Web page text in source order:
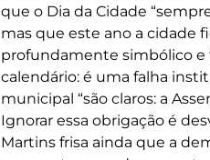
que o Dia da Cidade
mas que este ano a cidade
profundamente simbólico e
calendário: é uma falha
municipal “são claros: a
Ignorar essa obrigação é
Martins frisa ainda que a